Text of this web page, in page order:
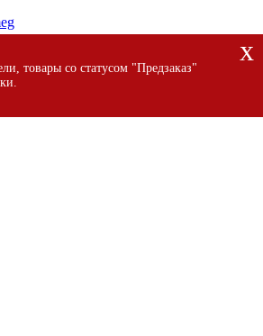
x
товары со статусом "Предзаказ"